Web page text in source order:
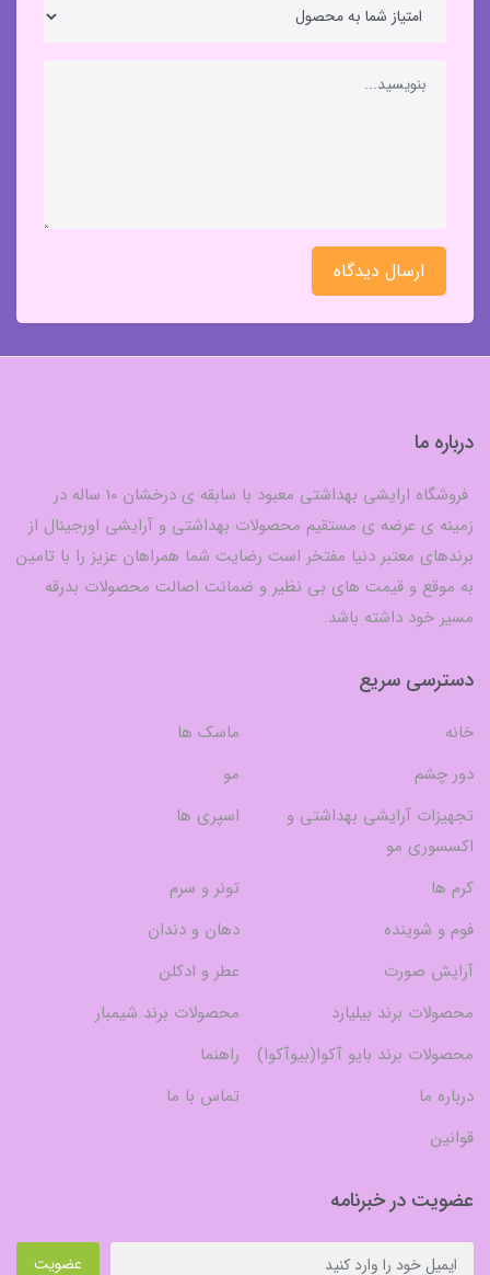
ارسال دیدگاه
درباره ما
فروشگاه ارایشی بهداشتی معبود با سابقه ی درخشان 10 ساله در
زمینه ی عرضه ی مستقیم محصولات بهداشتی و آرایشی اورجینال از
برندهای معتبر دنیا مفتخر است رضایت شما همراهان عزیز را با تامین
به موقع و قیمت های بی نظیر و ضمانت اصالت محصولات بدرقه
مسیر خود داشته باشد.
دسترسی سریع
خانه
ماسک ها
دور چشم
مو
تجهیزات آرایشی بهداشتی و
اکسسوری مو
اسپری ها
کرم ها
تونر و سرم
فوم و شوینده
دهان و دندان
آرایش صورت
عطر و ادکلن
محصولات برند بیلیارد
محصولات برند شیمبار
محصولات برند بایو آکوا(بیوآکوا)
راهنما
درباره ما
تماس با ما
قوانین
عضویت در خبرنامه
عضویت